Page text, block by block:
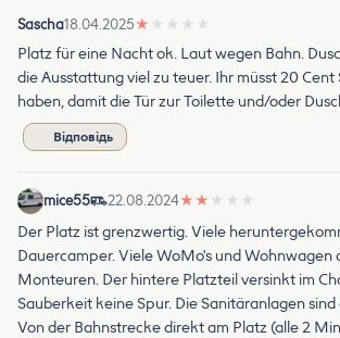
Sascha18.04.2025★ ★ ★ ★ ★
Platz für eine Nacht ok. Laut wegen Bahn.
die Ausstattung viel zu teuer. Ihr müsst 20
haben, damit die Tür zur Toilette und/oder
Відповідь
mice55 22.08.2024★ ★ ★ ★ ★
Der Platz ist grenzwertig. Viele
Dauercamper. Viele WoMo's und Wohnwagen
Monteuren. Der hintere Platzteil versinkt im
Sauberkeit keine Spur. Die Sanitäranlagen
Von der Bahnstrecke direkt am Platz (alle 2